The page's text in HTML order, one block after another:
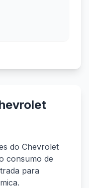
do Chevrolet
consumo de
para